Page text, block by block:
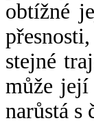
obtížné
stejné
může její
narůstá s